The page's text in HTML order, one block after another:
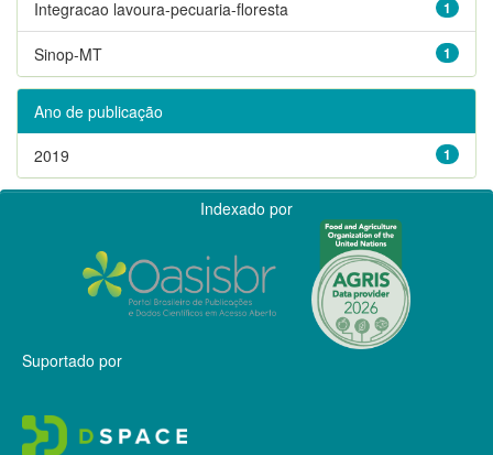
1
Integracao lavoura-pecuaria-floresta
1
Sinop-MT
Ano de publicação
1
2019
Indexado por
Suportado por